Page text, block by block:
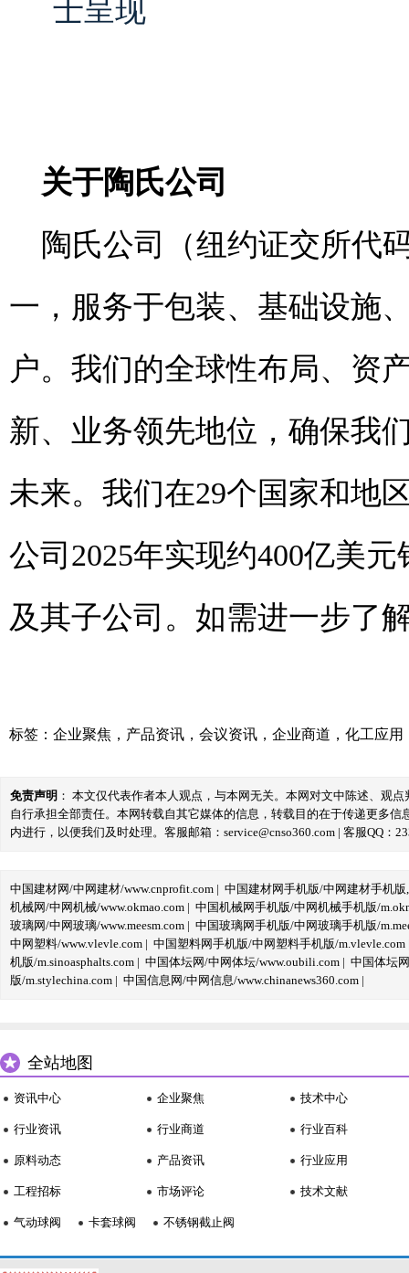
士呈现
关于陶氏公司
陶氏公司（纽约证交所代
一，服务于包装、基础设施
户。我们的全球性布局、资
新、业务领先地位，确保我
未来。我们在29个国家和地
公司2025年实现约400亿美
及其子公司。如需进一步了
标签： 企业聚焦 ， 产品资讯 ， 会议资讯 ， 企业商道 ， 化工应用
免责声明 ： 本文仅代表作者本人观点，与本网无关。本网对文中陈述、观
自行承担全部责任。本网转载自其它媒体的信息，转载目的在于传递更多
内进行，以便我们及时处理。客服邮箱：service@cnso360.com | 客服QQ：
中国建材网/中网建材/www.cnprofit.com | 中国建材网手机版/中网建材手机版
机械网/中网机械/www.okmao.com | 中国机械网手机版/中网机械手机版/
玻璃网/中网玻璃/www.meesm.com | 中国玻璃网手机版/中网玻璃手机版/
中网塑料/www.vlevle.com | 中国塑料网手机版/中网塑料手机版/m.vlevle.com
机版/m.sinoasphalts.com | 中国体坛网/中网体坛/www.oubili.com | 中国体坛
版/m.stylechina.com | 中国信息网/中网信息/www.chinanews360.com |
全站地图
资讯中心
行业资讯
原料动态
工程招标
企业聚焦
行业商道
产品资讯
市场评论
技术中心
行业百科
行业应用
技术文献
气动球阀 卡套球阀 不锈钢截止阀